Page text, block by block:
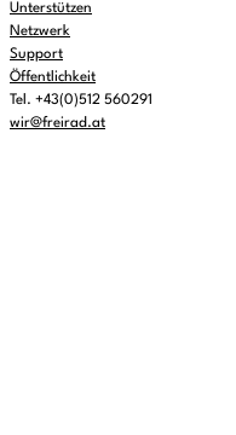
Unterstützen
Netzwerk
Support
Öffentlichkeit
Tel. +43(0)512 560291
wir@freirad.at